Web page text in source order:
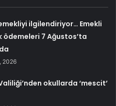
ilgilendiriyor… Emekli
ödemeleri 7 Ağustos’ta
2026
okullarda ‘mescit’